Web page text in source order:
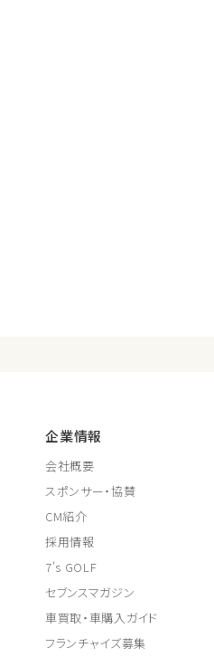
企業情報
会社概要
スポンサー・協賛
CM紹介
採用情報
7's GOLF
セブンスマガジン
車買取・車購入ガイド
フランチャイズ募集